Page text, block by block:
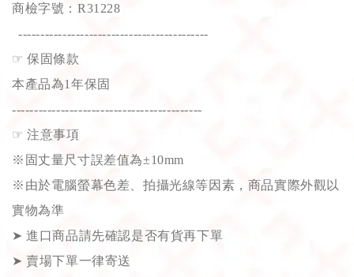
商檢字號：R31228
-------------------------------------------
☞ 保固條款
本產品為1年保固
-------------------------------------------
☞ 注意事項
※固丈量尺寸誤差值為±10mm
※由於電腦螢幕色差、拍攝光線等因素，商品實際外觀以
實物為準
➤ 進口商品請先確認是否有貨再下單
➤ 賣場下單一律寄送